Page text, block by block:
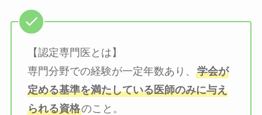
【認定専門医とは】
専門分野での経験が一定年数あり、 学会が
定める基準を満たしている医師のみに与え
られる資格のこと。